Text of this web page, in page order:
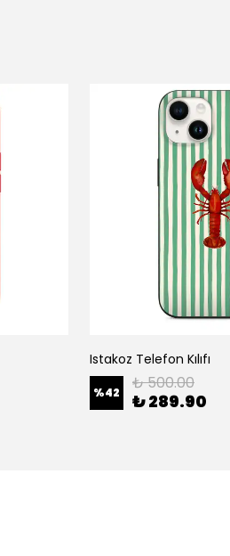
Istakoz Telefon Kılıfı
%42 ₺ 500.00
₺ 289.90